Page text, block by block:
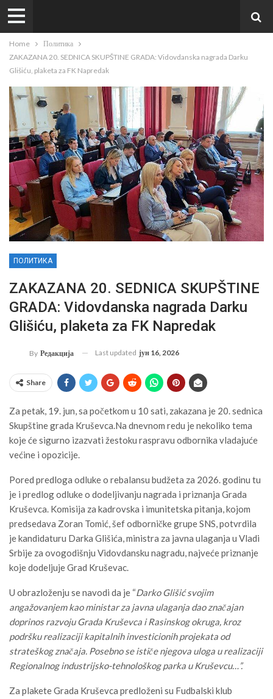
Home
Политика
ZAKAZANA 20. SEDNICA SKUPŠTINE GRADA: Vidovdanska nagrada Darku
Glišiću, plaketa za FK Napredak
ПОЛИТИКА
ZAKAZANA 20. SEDNICA SKUPŠTINE
GRADA: Vidovdanska nagrada Darku
Glišiću, plaketa za FK Napredak
By Редакција Last updated јун 16, 2026
Share
Za petak, 19. jun, sa početkom u 10 sati, zakazana je 20. sednica
Skupštine grada Kruševca.Na dnevnom redu je nekoliko tema
koje će sigurno izazvati žestoku raspravu odbornika vladajuće
većine i opozicije.
Pored predloga odluke o rebalansu budžeta za 2026. godinu tu
je i predlog odluke o dodeljivanju nagrada i priznanja Grada
Kruševca. Komisija za kadrovska i imunitetska pitanja, kojom
predsedava Zoran Tomić, šef odborničke grupe SNS, potvrdila
je kandidaturu Darka Glišića, ministra za javna ulaganja u Vladi
Srbije za ovogodišnju Vidovdansku nagradu, najveće priznanje
koje dodeljuje Grad Kruševac.
U obrazloženju se navodi da je “Darko Glišić svojim
angažovanjem kao ministar za javna ulaganja dao značajan
doprinos razvoju Grada Kruševca i Rasinskog okruga, kroz
podršku realizaciji kapitalnih investicionih projekata od
strateškog značaja. Posebno se ističe njegova uloga u realizaciji
Regionalnog industrijsko-tehnološkog parka u Kruševcu…”.
Za plakete Grada Kruševca predloženi su Fudbalski klub